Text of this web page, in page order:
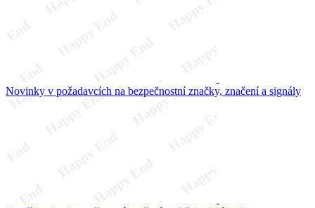
Novinky v požadavcích na bezpečnostní značky, značení a signály